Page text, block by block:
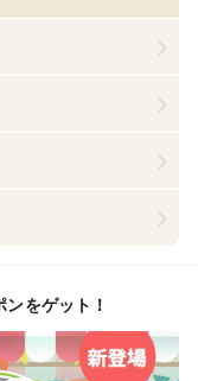
をゲット！